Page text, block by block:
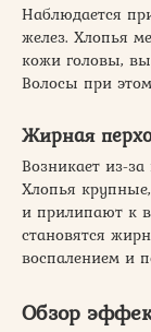
Наблюдается
желез. Хлопья
кожи головы,
Волосы при
Жирная
Возникает из-
Хлопья
и прилипают к
становятся
воспалением и
Обзор